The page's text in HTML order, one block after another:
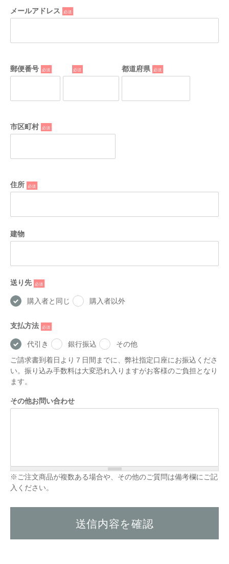
メールアドレス*
郵便番号
* 都道府県
*
市区町村
*
住所
*
建物
送り先
*
購入者と同じ
購入者以外
支払方法
*
代引き
銀行振込
その他
ご請求書到着日より７日間までに、弊社指定口座にお振込くださ
い。振り込み手数料は大変恐れ入りますがお客様のご負担となり
ます。
その他お問い合わせ
※ご注文商品が複数ある場合や、その他のご質問は備考欄にご記
入ください。